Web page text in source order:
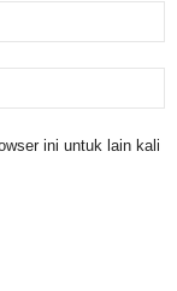
ini untuk lain kali